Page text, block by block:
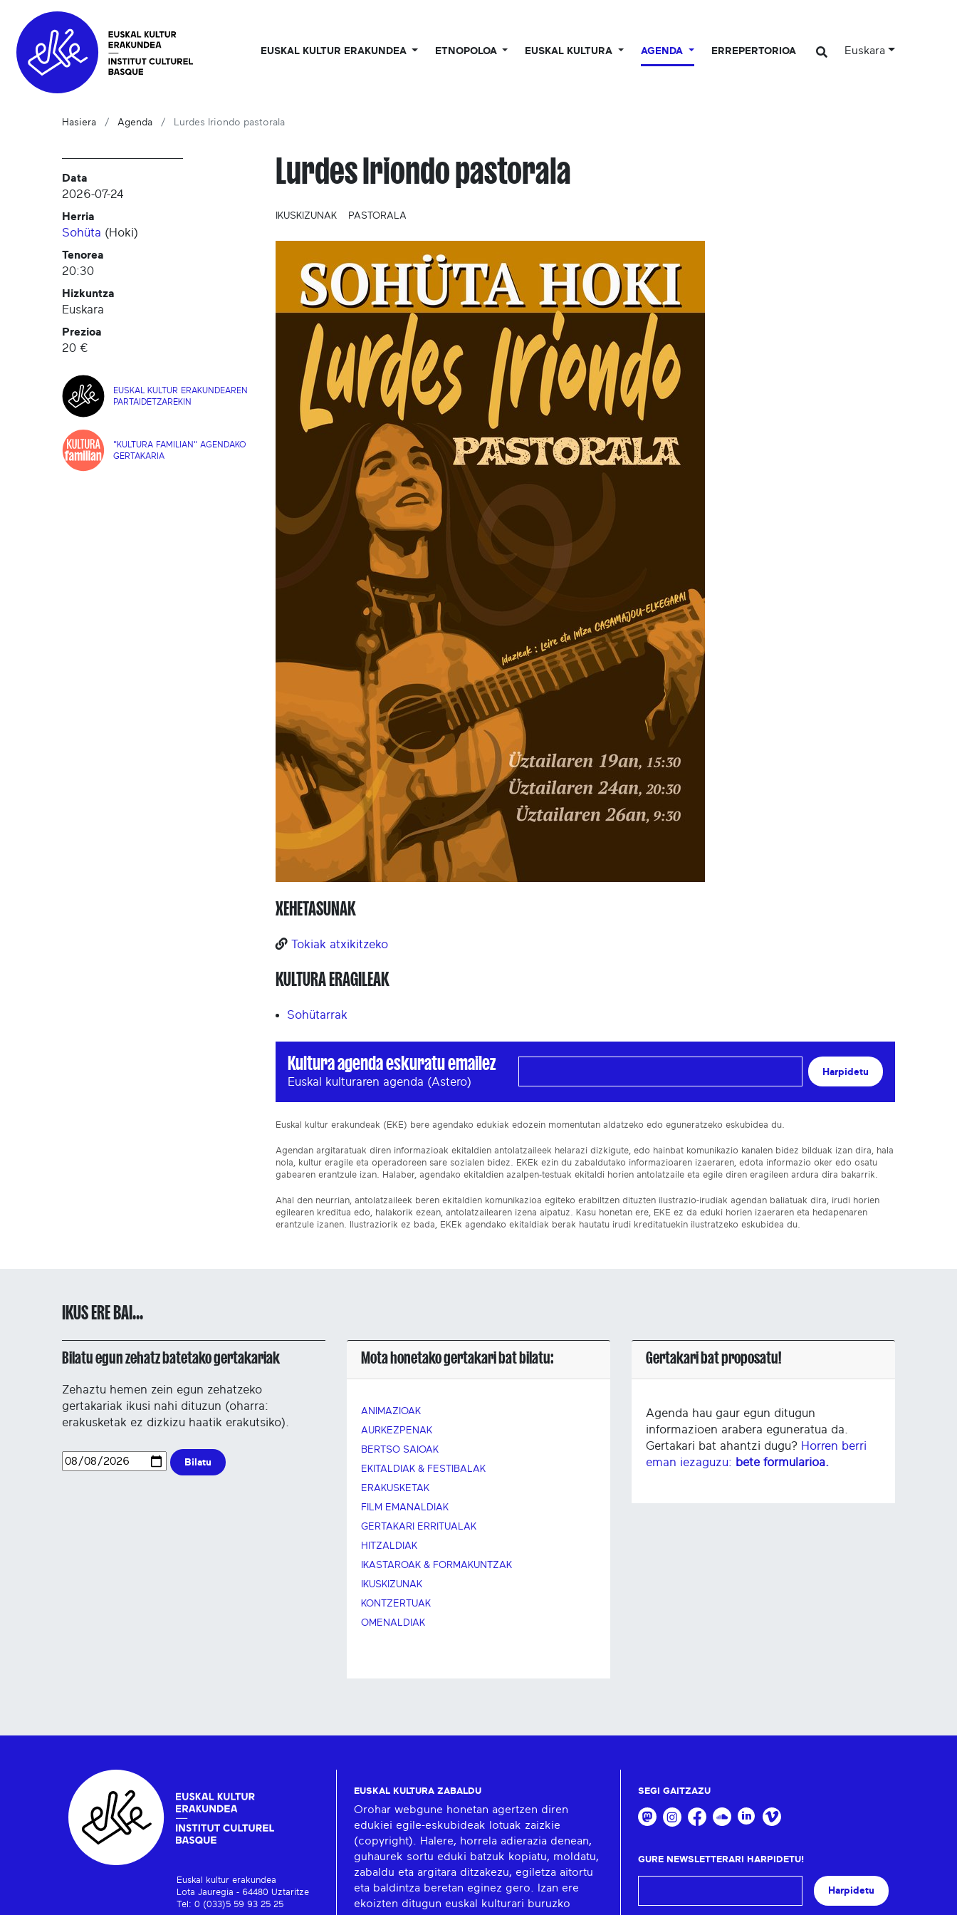
EUSKAL KULTUR ERAKUNDEA ETNOPOLOA EUSKAL KULTURA AGENDA ERREPERTORIOA Euskara
Hasiera Agenda Lurdes Iriondo pastorala
Data
2026-07-24
Herria
Sohüta (Hoki)
Tenorea
20:30
Hizkuntza
Euskara
Prezioa
20 €
EUSKAL KULTUR ERAKUNDEAREN
PARTAIDETZAREKIN
"KULTURA FAMILIAN" AGENDAKO
GERTAKARIA
Lurdes Iriondo pastorala
IKUSKIZUNAK PASTORALA
XEHETASUNAK
Tokiak atxikitzeko
KULTURA ERAGILEAK
Sohütarrak
Kultura agenda eskuratu emailez
Euskal kulturaren agenda (Astero)
Harpidetu
Euskal kultur erakundeak (EKE) bere agendako edukiak edozein momentutan aldatzeko edo eguneratzeko eskubidea du.
Agendan argitaratuak diren informazioak ekitaldien antolatzaileek helarazi dizkigute, edo hainbat komunikazio kanalen bidez bilduak izan dira, hala
nola, kultur eragile eta operadoreen sare sozialen bidez. EKEk ezin du zabaldutako informazioaren izaeraren, edota informazio oker edo osatu
gabearen erantzule izan. Halaber, agendako ekitaldien azalpen-testuak ekitaldi horien antolatzaile eta egile diren eragileen ardura dira bakarrik.
Ahal den neurrian, antolatzaileek beren ekitaldien komunikazioa egiteko erabiltzen dituzten ilustrazio-irudiak agendan baliatuak dira, irudi horien
egilearen kreditua edo, halakorik ezean, antolatzailearen izena aipatuz. Kasu honetan ere, EKE ez da eduki horien izaeraren eta hedapenaren
erantzule izanen. Ilustraziorik ez bada, EKEk agendako ekitaldiak berak hautatu irudi kreditatuekin ilustratzeko eskubidea du.
IKUS ERE BAI...
Bilatu egun zehatz batetako gertakariak
Zehaztu hemen zein egun zehatzeko
gertakariak ikusi nahi dituzun (oharra:
erakusketak ez dizkizu haatik erakutsiko).
Bilatu
Mota honetako gertakari bat bilatu:
ANIMAZIOAK
AURKEZPENAK
BERTSO SAIOAK
EKITALDIAK & FESTIBALAK
ERAKUSKETAK
FILM EMANALDIAK
GERTAKARI ERRITUALAK
HITZALDIAK
IKASTAROAK & FORMAKUNTZAK
IKUSKIZUNAK
KONTZERTUAK
OMENALDIAK
Gertakari bat proposatu!
Agenda hau gaur egun ditugun
informazioen arabera eguneratua da.
Gertakari bat ahantzi dugu? Horren berri
eman iezaguzu: bete formularioa.
Euskal kultur erakundea
Lota Jauregia - 64480 Uztaritze
Tel: 0 (033)5 59 93 25 25
EUSKAL KULTURA ZABALDU
Orohar webgune honetan agertzen diren
edukiei egile-eskubideak lotuak zaizkie
(copyright). Halere, horrela adierazia denean,
guhaurek sortu eduki batzuk kopiatu, moldatu,
zabaldu eta argitara ditzakezu, egiletza aitortu
eta baldintza beretan eginez gero. Izan ere
ekoizten ditugun euskal kulturari buruzko
SEGI GAITZAZU
GURE NEWSLETTERARI HARPIDETU!
Harpidetu